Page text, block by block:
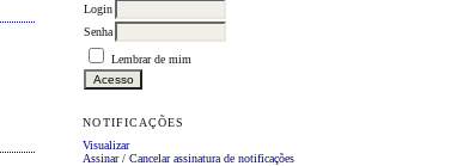
Login
Senha
Lembrar de mim
NOTIFICAÇÕES
Visualizar
Assinar/Cancelar assinatura de notificações